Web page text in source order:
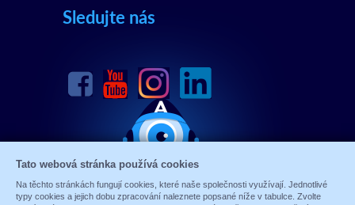
Sledujte nás
Tato webová stránka používá cookies
Na těchto stránkách fungují cookies, které naše společnosti využívají. Jednotlivé
typy cookies a jejich dobu zpracování naleznete popsané níže v tabulce. Zvolte